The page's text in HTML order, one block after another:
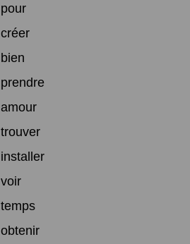
pour
créer
bien
prendre
amour
trouver
installer
voir
temps
obtenir